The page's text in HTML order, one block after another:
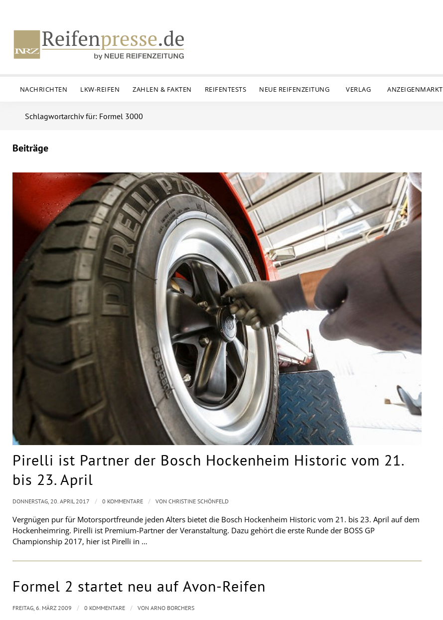
NACHRICHTEN LKW-REIFEN ZAHLEN & FAKTEN REIFENTESTS NEUE REIFENZEITUNG VERLAG ANZEIGENMARKT
Schlagwortarchiv für: Formel 3000
Beiträge
Pirelli ist Partner der Bosch Hockenheim Historic vom 21.
bis 23. April
Vergnügen pur für Motorsportfreunde jeden Alters bietet die Bosch Hockenheim Historic vom 21. bis 23. April auf dem
Hockenheimring. Pirelli ist Premium-Partner der Veranstaltung. Dazu gehört die erste Runde der BOSS GP
Championship 2017, hier ist Pirelli in …
DONNERSTAG, 20. APRIL 2017 / 0 KOMMENTARE / VON CHRISTINE SCHÖNFELD
Formel 2 startet neu auf Avon-Reifen
FREITAG, 6. MÄRZ 2009 / 0 KOMMENTARE / VON ARNO BORCHERS